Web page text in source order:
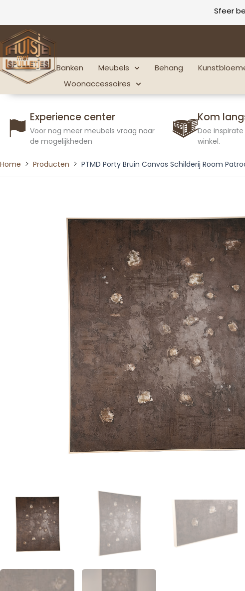
inhoud
Sfeer
Banken Meubels Behang
Woonaccessoires
Experience center
Voor nog meer meubels vraag naar
de mogelijkheden
Kom
Doe
winkel.
Home Producten PTMD Porty Bruin Canvas Schilderij Room